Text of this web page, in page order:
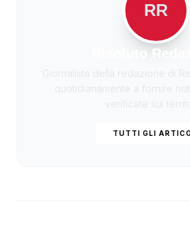
RR
Risoluto
TUTTI GLI